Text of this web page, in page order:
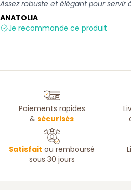
Assez robuste et élégant pour servir
ANATOLIA
Je recommande ce produit
Paiements rapides
&sécurisés
Satisfait ou remboursé
sous 30 jours